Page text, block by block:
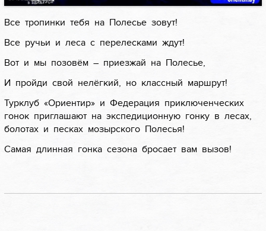
Все тропинки тебя на Полесье зовут!
Все ручьи и леса с перелесками ждут!
Вот и мы позовём – приезжай на Полесье,
И пройди свой нелёгкий, но классный маршрут!
Турклуб «Ориентир» и Федерация приключенческих
гонок приглашают на экспедиционную гонку в лесах,
болотах и песках мозырского Полесья!
Самая длинная гонка сезона бросает вам вызов!